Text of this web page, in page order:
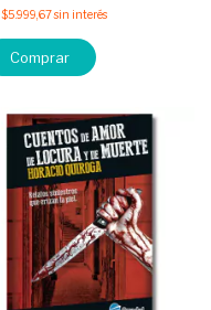
$5.999,67sin interés